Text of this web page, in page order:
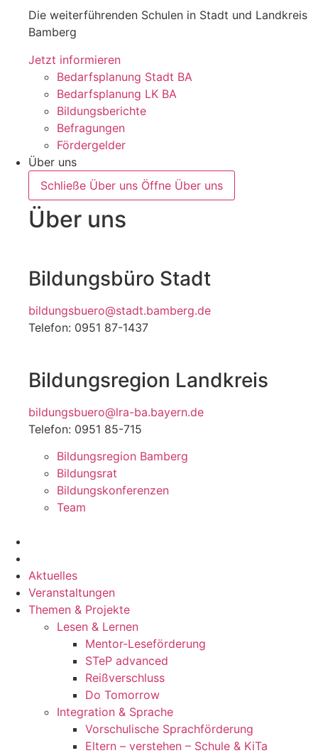
Die weiterführenden Schulen in Stadt und Landkreis
Bamberg
Jetzt informieren
Bedarfsplanung Stadt BA
Bedarfsplanung LK BA
Bildungsberichte
Befragungen
Fördergelder
Über uns
Schließe Über uns Öffne Über uns
Über uns
Bildungsbüro Stadt
bildungsbuero@stadt.bamberg.de
Telefon: 0951 87-1437
Bildungsregion Landkreis
bildungsbuero@lra-ba.bayern.de
Telefon: 0951 85-715
Bildungsregion Bamberg
Bildungsrat
Bildungskonferenzen
Team
Aktuelles
Veranstaltungen
Themen & Projekte
Lesen & Lernen
Mentor-Leseförderung
STeP advanced
Reißverschluss
Do Tomorrow
Integration & Sprache
Vorschulische Sprachförderung
Eltern – verstehen – Schule & KiTa